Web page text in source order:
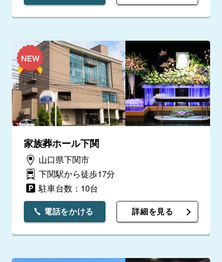
家族葬ホール下関
山口県下関市
下関駅から徒歩17分
駐車台数：10台
電話をかける 詳細を見る